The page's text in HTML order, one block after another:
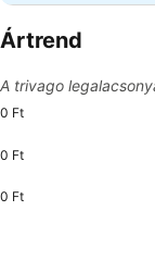
Ártrend
A trivago
0 Ft
0 Ft
0 Ft